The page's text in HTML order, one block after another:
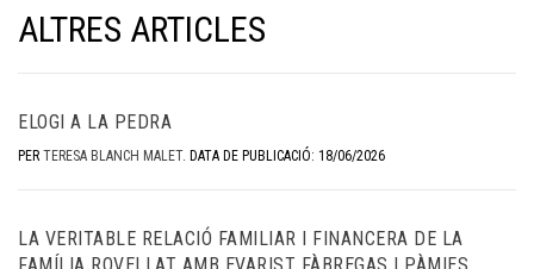
ALTRES ARTICLES
ELOGI A LA PEDRA
PER TERESA BLANCH MALET. DATA DE PUBLICACIÓ: 18/06/2026
LA VERITABLE RELACIÓ FAMILIAR I FINANCERA DE LA